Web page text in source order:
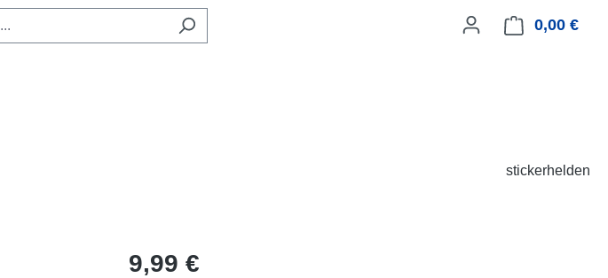
0,00 €
stickerhelden
Regulärer Preis:
9,99 €